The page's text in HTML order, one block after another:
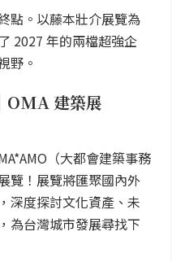
點。以藤本壯介展覽為
2027 年的兩檔超強企
野。
OMA 建築展
（大都會建築事務
覽！展覽將匯聚國內外
深度探討文化資產、未
為台灣城市發展尋找下